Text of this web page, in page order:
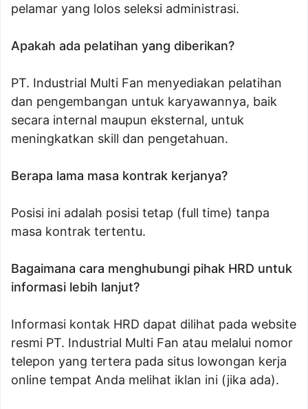
pelamar yang lolos seleksi administrasi.
Apakah ada pelatihan yang diberikan?
PT. Industrial Multi Fan menyediakan pelatihan
dan pengembangan untuk karyawannya, baik
secara internal maupun eksternal, untuk
meningkatkan skill dan pengetahuan.
Berapa lama masa kontrak kerjanya?
Posisi ini adalah posisi tetap (full time) tanpa
masa kontrak tertentu.
Bagaimana cara menghubungi pihak HRD untuk
informasi lebih lanjut?
Informasi kontak HRD dapat dilihat pada website
resmi PT. Industrial Multi Fan atau melalui nomor
telepon yang tertera pada situs lowongan kerja
online tempat Anda melihat iklan ini (jika ada).